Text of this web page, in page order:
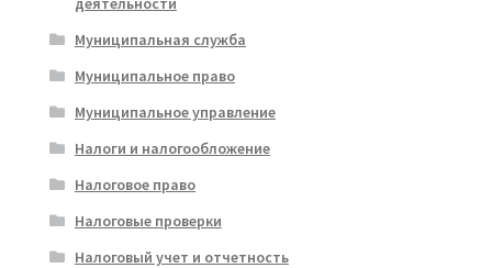
Муниципальная служба
Муниципальное право
Муниципальное управление
Налоги и налогообложение
Налоговое право
Налоговые проверки
Налоговый учет и отчетность